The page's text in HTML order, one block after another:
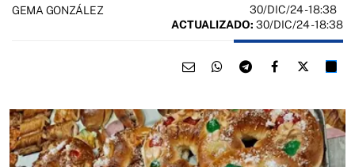
GEMA GONZÁLEZ 30/DIC/24- 18:38
ACTUALIZADO: 30/DIC/24 - 18:38